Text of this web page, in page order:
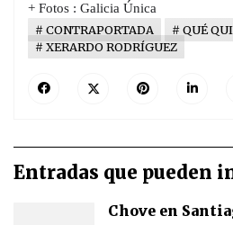
+ Fotos : Galicia Única
CONTRAPORTADA
QUÉ
XERARDO RODRÍGUEZ
Entradas que pueden
Chove en